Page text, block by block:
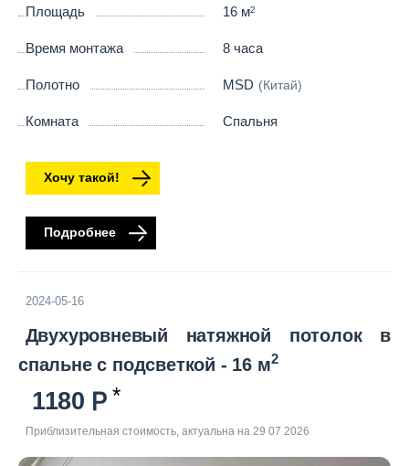
Площадь 16 м2
Время монтажа 8 часа
Полотно MSD (Китай)
Комната Спальня
Хочу такой!
Подробнее
2024-05-16
Двухуровневый натяжной потолок в
спальне с подсветкой - 16 м2
1180
Приблизительная стоимость, актуальна на 29 07 2026